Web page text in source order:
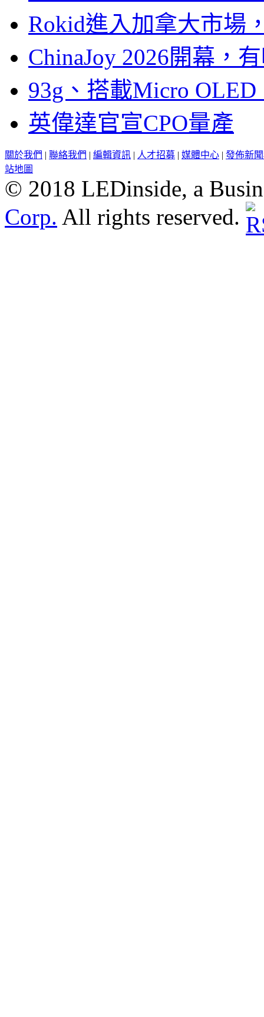
Rokid進入加拿大市場
ChinaJoy 2026開幕，
93g、搭載Micro
英偉達官宣CPO量產
關於我們 | 聯絡我們 | 編輯資訊 | 人才招募 | 媒體中心 | 發佈新
站地圖
© 2018 LEDinside, a
Corp. All rights reserved.